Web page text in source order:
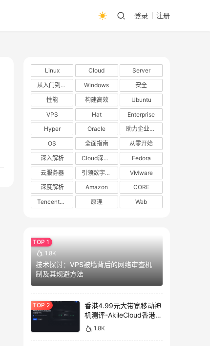
登录 注册
Linux Cloud
Server
从入门到精通
Windows
安全
性能
构建高效
Ubuntu
VPS
Hat
Enterprise
Hyper
Oracle
助力企业数字化转型
OS
全面指南
从零开始
深入解析
Cloud深度解析
Fedora
云服务器
引领数字化转型
VMware
深度解析
Amazon
CORE
TencentOS
原理 Web
1.8K
技术探讨：VPS被墙背后的网络审查机
制及其规避方法
香港4.99元大带宽移动神
机测评-AkileCloud香港大
带宽服务器测评
1.8K